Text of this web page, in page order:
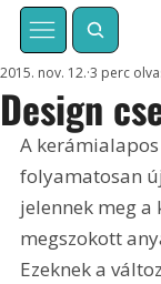
Design
2015. nov. 12. 3 perc
A
folyamatosan
jelennek meg
megszokott
Ezeknek a